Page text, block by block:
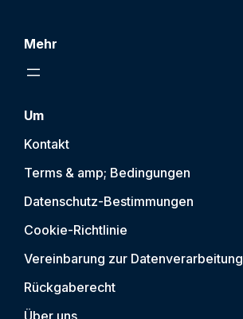
Mehr
Um
Kontakt
Terms & amp; Bedingungen
Datenschutz-Bestimmungen
Cookie-Richtlinie
Vereinbarung zur Datenverarbeitung
Rückgaberecht
Über uns